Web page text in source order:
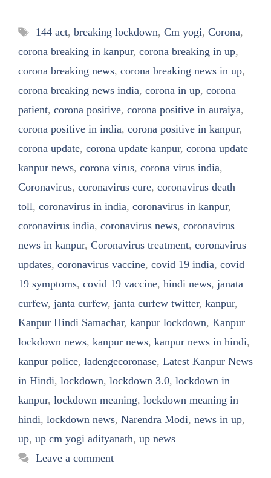
Tags
144 act, breaking lockdown, Cm yogi, Corona,
corona breaking in kanpur, corona breaking in up,
corona breaking news, corona breaking news in up,
corona breaking news india, corona in up, corona
patient, corona positive, corona positive in auraiya,
corona positive in india, corona positive in kanpur,
corona update, corona update kanpur, corona update
kanpur news, corona virus, corona virus india,
Coronavirus, coronavirus cure, coronavirus death
toll, coronavirus in india, coronavirus in kanpur,
coronavirus india, coronavirus news, coronavirus
news in kanpur, Coronavirus treatment, coronavirus
updates, coronavirus vaccine, covid 19 india, covid
19 symptoms, covid 19 vaccine, hindi news, janata
curfew, janta curfew, janta curfew twitter, kanpur,
Kanpur Hindi Samachar, kanpur lockdown, Kanpur
lockdown news, kanpur news, kanpur news in hindi,
kanpur police, ladengecoronase, Latest Kanpur News
in Hindi, lockdown, lockdown 3.0, lockdown in
kanpur, lockdown meaning, lockdown meaning in
hindi, lockdown news, Narendra Modi, news in up,
up, up cm yogi adityanath, up news
Leave a comment